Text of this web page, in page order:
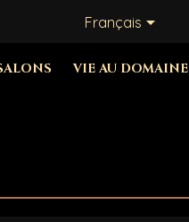
Français
VIE AU DOMAINE